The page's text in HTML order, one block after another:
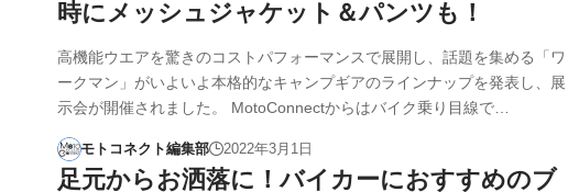
時にメッシュジャケット＆パンツも！
高機能ウエアを驚きのコストパフォーマンスで展開し、話題を集める「ワ
ークマン」がいよいよ本格的なキャンプギアのラインナップを発表し、展
示会が開催されました。 MotoConnectからはバイク乗り目線で…
モトコネクト編集部 2022年3月1日
足元からお洒落に！バイカーにおすすめのブ